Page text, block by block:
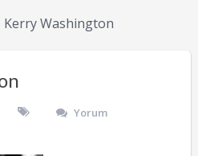
Kerry Washington
Yorum